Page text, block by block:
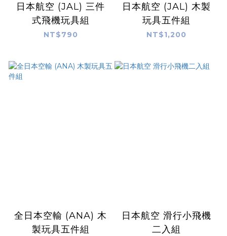
日本航空 (JAL) 三件
式飛機玩具組
NT$790
日本航空 (JAL) 木製
玩具五件組
NT$1,200
全日本空輸 (ANA) 木
製玩具五件組
日本航空 滑行小飛機
二入組